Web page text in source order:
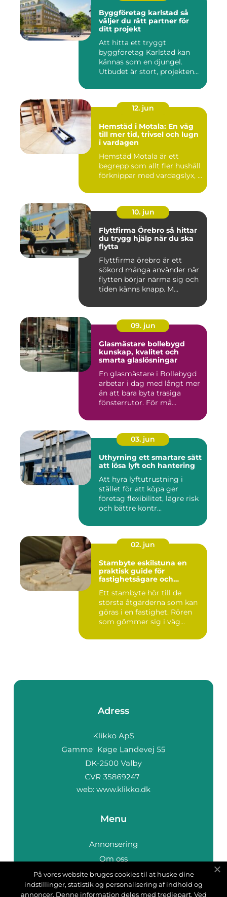
Byggföretag karlstad så
väljer du rätt partner för
ditt projekt
Att hitta ett tryggt
byggföretag Karlstad kan
kännas som en djungel.
Utbudet är stort, projekten
12. jun
Hemstäd i Motala: En väg
till mer tid, trivsel och lugn
i vardagen
Hemstäd Motala är ett
begrepp som allt fler hushåll
förknippar med vardagslyx, ...
10. jun
Flyttfirma Örebro så hittar
du trygg hjälp när du ska
flytta
Flyttfirma örebro är ett
sökord många använder när
flytten börjar närma sig och
tiden känns knapp. M...
09. jun
Glasmästare bollebygd
kunskap, kvalitet och
smarta glaslösningar
En glasmästare i Bollebygd
arbetar i dag med långt mer
än att bara byta trasiga
fönsterrutor. För må...
03. jun
Uthyrning ett smartare sätt
att lösa lyft och hantering
Att hyra lyftutrustning i
stället för att köpa ger
företag flexibilitet, lägre risk
och bättre kontr...
02. jun
Stambyte eskilstuna en
praktisk guide för
fastighetsägare och
Ett stambyte hör till de
största åtgärderna som kan
göras i en fastighet. Rören
som gömmer sig i väg...
Adress
web: www.klikko.dk
Menu
Annonsering
Om oss
Cookies
Kontakta oss
På vores website bruges cookies til at huske dine
indstillinger, statistik og personalisering af indhold og
annoncer. Denne information deles med tredjepart. Ved